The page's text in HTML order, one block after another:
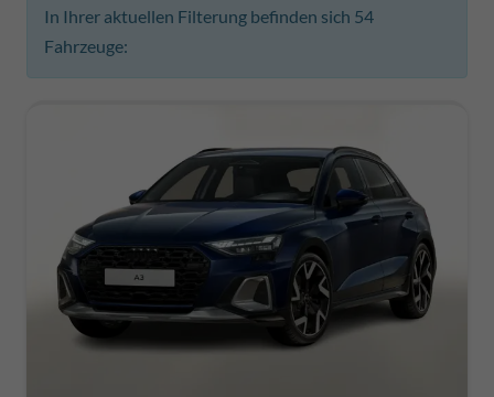
In Ihrer aktuellen Filterung befinden sich 54
Fahrzeuge: